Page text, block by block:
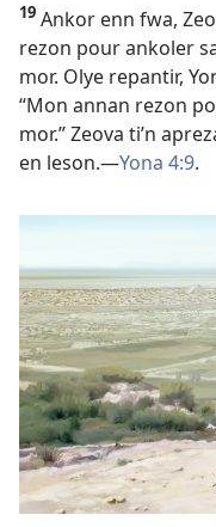
19 Ankor enn fwa,
rezon pour ankoler
mor. Olye repantir,
“Mon annan rezon
mor.” Zeova ti’n
en leson.​—Yona 4:9.